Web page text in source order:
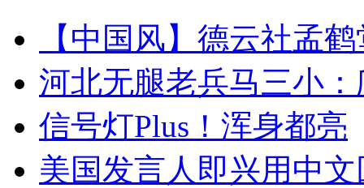
【中国风】德云社孟
河北无腿老兵马三小
信号灯Plus！浑身都亮
美国发言人即兴用中